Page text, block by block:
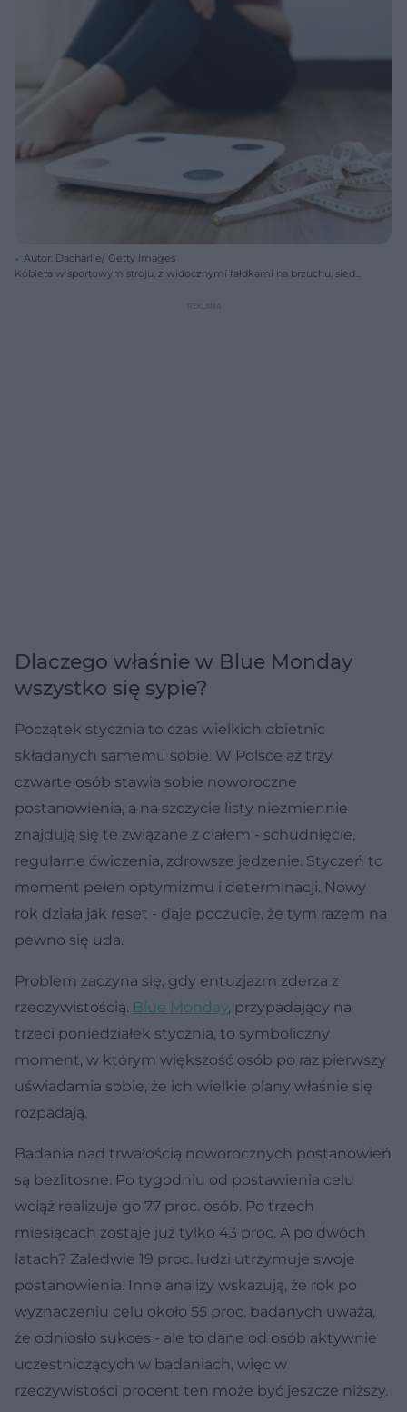
Autor: Dacharlie/ Getty Images
Kobieta w sportowym stroju, z widocznymi fałdkami na brzuchu, siedzi
zasmucona i załamana swoją wagą, co symbolizuje trudności w
Dlaczego właśnie w Blue Monday
wszystko się sypie?
Początek stycznia to czas wielkich obietnic
składanych samemu sobie. W Polsce aż trzy
czwarte osób stawia sobie noworoczne
postanowienia, a na szczycie listy niezmiennie
znajdują się te związane z ciałem - schudnięcie,
regularne ćwiczenia, zdrowsze jedzenie. Styczeń to
moment pełen optymizmu i determinacji. Nowy
rok działa jak reset - daje poczucie, że tym razem na
pewno się uda.
Problem zaczyna się, gdy entuzjazm zderza z
rzeczywistością. Blue Monday, przypadający na
trzeci poniedziałek stycznia, to symboliczny
moment, w którym większość osób po raz pierwszy
uświadamia sobie, że ich wielkie plany właśnie się
rozpadają.
Badania nad trwałością noworocznych postanowień
są bezlitosne. Po tygodniu od postawienia celu
wciąż realizuje go 77 proc. osób. Po trzech
miesiącach zostaje już tylko 43 proc. A po dwóch
latach? Zaledwie 19 proc. ludzi utrzymuje swoje
postanowienia. Inne analizy wskazują, że rok po
wyznaczeniu celu około 55 proc. badanych uważa,
że odniosło sukces - ale to dane od osób aktywnie
uczestniczących w badaniach, więc w
rzeczywistości procent ten może być jeszcze niższy.